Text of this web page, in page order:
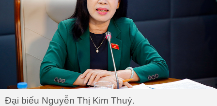
Đại biểu Nguyễn Thị Kim Thuý.